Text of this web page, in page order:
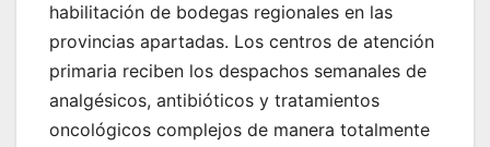
habilitación de bodegas regionales en las
provincias apartadas. Los centros de atención
primaria reciben los despachos semanales de
analgésicos, antibióticos y tratamientos
oncológicos complejos de manera totalmente